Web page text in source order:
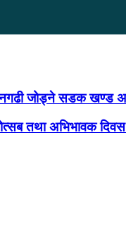
धनगढी जोड्ने सडक खण्ड
तथा अभिभावक